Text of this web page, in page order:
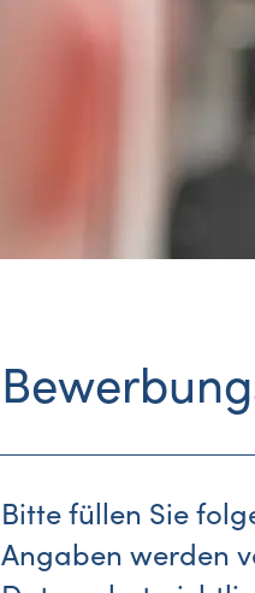
Bitte füllen Sie
Angaben werden